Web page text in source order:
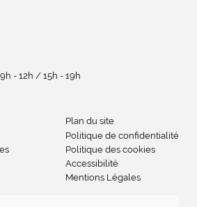
- 12h / 15h - 19h
Plan du site
Politique de confidentialité
Politique des cookies
Accessibilité
Mentions Légales